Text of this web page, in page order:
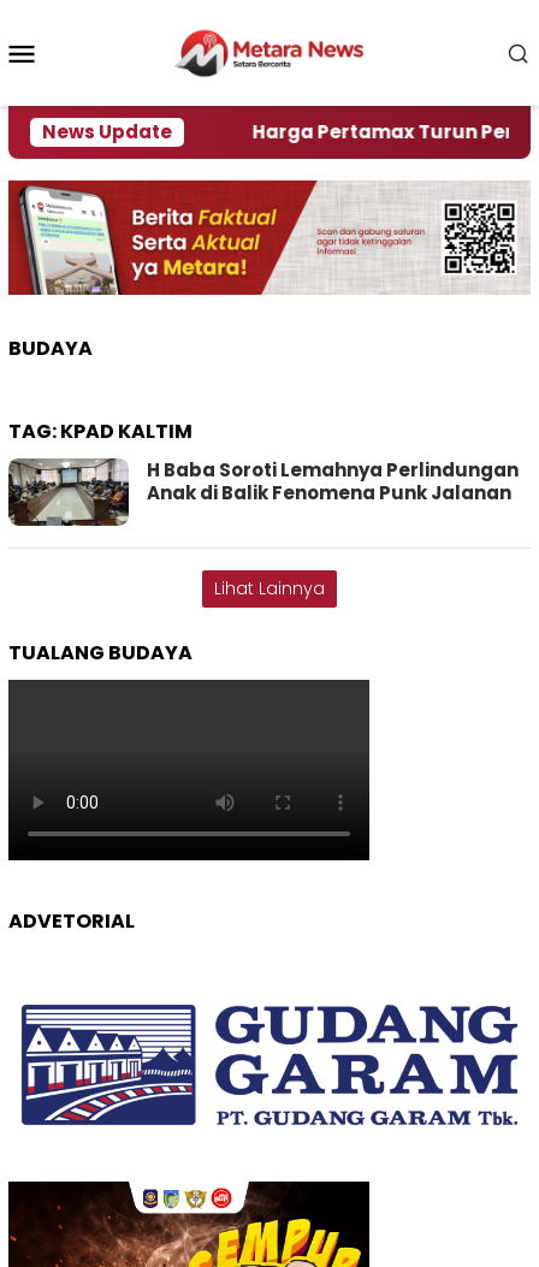
konten
News Update
Krisi Air Harga Pertamax Turun Per Hari
BUDAYA
TAG:KPAD KALTIM
H Baba Soroti Lemahnya Perlindungan
Anak di Balik Fenomena Punk Jalanan
Lihat Lainnya
TUALANG BUDAYA
ADVETORIAL